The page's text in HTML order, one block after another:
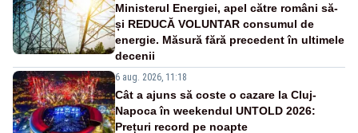
Ministerul Energiei, apel către români să-
și REDUCĂ VOLUNTAR consumul de
energie. Măsură fără precedent în ultimele
decenii
6 aug. 2026, 11:18
Cât a ajuns să coste o cazare la Cluj-
Napoca în weekendul UNTOLD 2026:
Prețuri record pe noapte